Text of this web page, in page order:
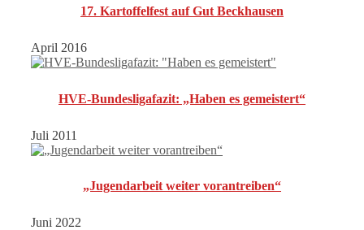
17. Kartoffelfest auf Gut Beckhausen
April 2016
HVE-Bundesligafazit: „Haben es gemeistert“
Juli 2011
„Jugendarbeit weiter vorantreiben“
Juni 2022